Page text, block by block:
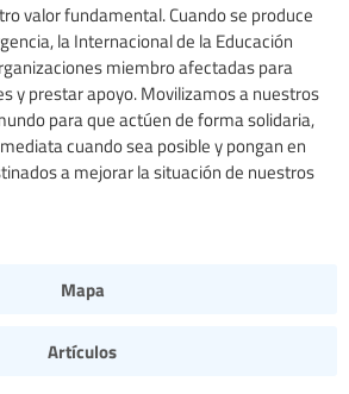
valor fundamental. Cuando se produce
la Internacional de la Educación
miembro afectadas para
y prestar apoyo. Movilizamos a nuestros
para que actúen de forma solidaria,
cuando sea posible y pongan en
a mejorar la situación de nuestros
Mapa
Artículos